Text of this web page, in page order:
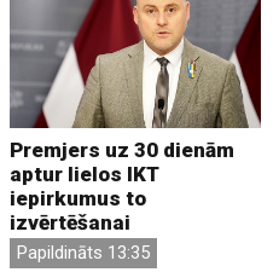
Premjers uz 30 dienām
aptur lielos IKT
iepirkumus to
izvērtēšanai
Papildināts 13:35